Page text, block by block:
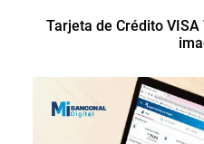
Tarjeta de Crédito